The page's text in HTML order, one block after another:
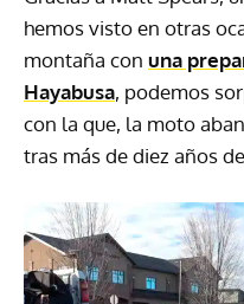
hemos visto en otras
montaña con una
Hayabusa, podemos
con la que, la moto
tras más de diez años